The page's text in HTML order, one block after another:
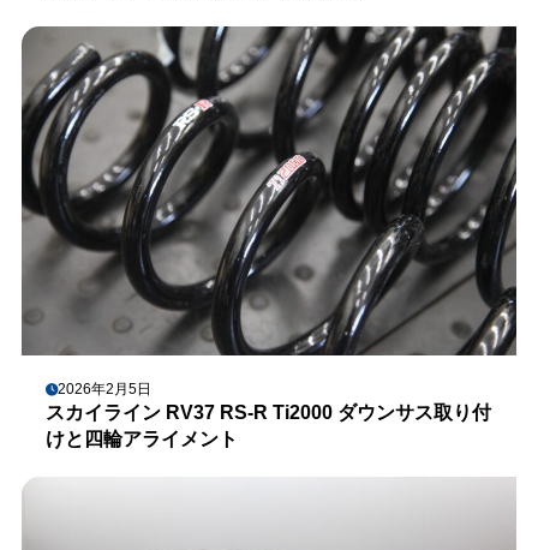
2026年2月5日
スカイライン RV37 RS-R Ti2000 ダウンサス取り付
けと四輪アライメント